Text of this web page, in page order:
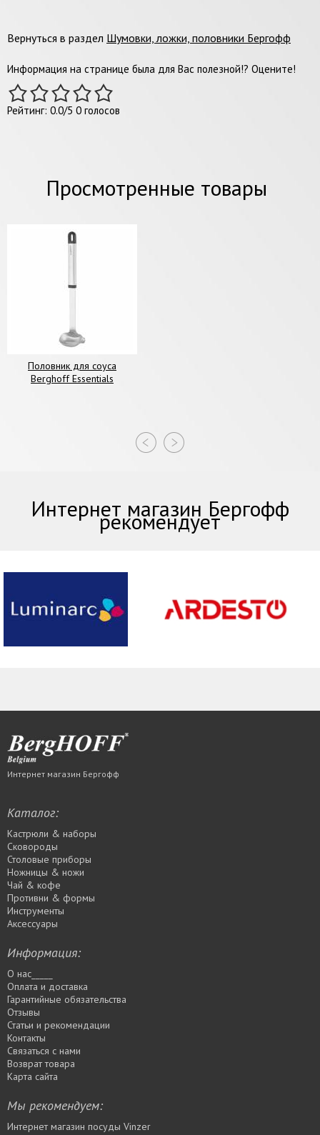
Вернуться в раздел Шумовки, ложки, половники Бергофф
Информация на странице была для Вас полезной!? Оцените!
Рейтинг: 0.0/5 0 голосов
Просмотренные товары
Половник для соуса
Berghoff Essentials
Интернет магазин Бергофф
рекомендует
Интернет магазин Бергофф
Каталог:
Кастрюли & наборы
Сковороды
Столовые приборы
Ножницы & ножи
Чай & кофе
Противни & формы
Инструменты
Аксессуары
Информация:
О нас_____
Оплата и доставка
Гарантийные обязательства
Отзывы
Статьи и рекомендации
Контакты
Связаться с нами
Возврат товара
Карта сайта
Мы рекомендуем:
Интернет магазин посуды Vinzer